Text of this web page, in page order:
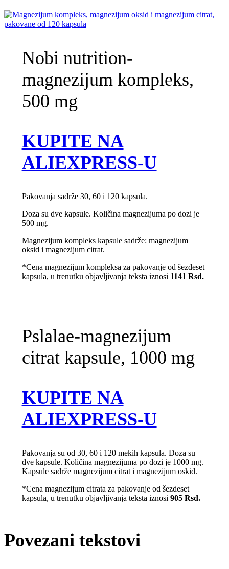
Nobi nutrition-
magnezijum kompleks,
500 mg
KUPITE NA
ALIEXPRESS-U
Pakovanja sadrže 30, 60 i 120 kapsula.
Doza su dve kapsule. Količina magnezijuma po dozi je
500 mg.
Magnezijum kompleks kapsule sadrže: magnezijum
oksid i magnezijum citrat.
*Cena magnezijum kompleksa za pakovanje od šezdeset
kapsula, u trenutku objavljivanja teksta iznosi 1141 Rsd.
Pslalae-magnezijum
citrat kapsule, 1000 mg
KUPITE NA
ALIEXPRESS-U
Pakovanja su od 30, 60 i 120 mekih kapsula. Doza su
dve kapsule. Količina magnezijuma po dozi je 1000 mg.
Kapsule sadrže magnezijum citrat i magnezijum oskid.
*Cena magnezijum citrata za pakovanje od šezdeset
kapsula, u trenutku objavljivanja teksta iznosi 905 Rsd.
Povezani tekstovi